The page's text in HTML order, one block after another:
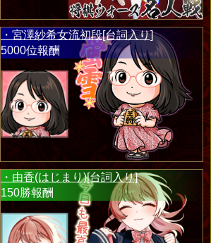
・宮澤紗希女流初段[台詞入り]
5000位報酬
・由香(はじまり)[台詞入り]
150勝報酬